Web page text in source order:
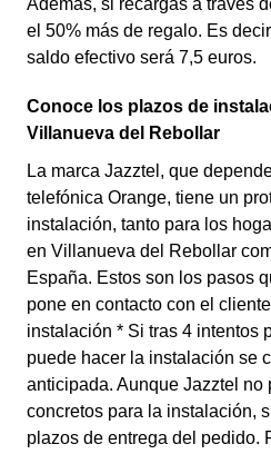
Además, si recargas a través
el 50% más de regalo. Es
saldo efectivo será 7,5 euros.
Conoce los plazos de
Villanueva del Rebollar
La marca Jazztel, que
telefónica Orange, tiene un
instalación, tanto para los
en Villanueva del Rebollar
España. Estos son los pasos
pone en contacto con el
instalación * Si tras 4 intentos
puede hacer la instalación se
anticipada. Aunque Jazztel no
concretos para la instalación,
plazos de entrega del pedido.